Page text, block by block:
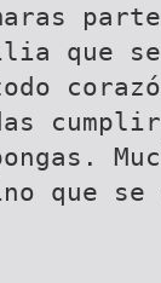
que
que